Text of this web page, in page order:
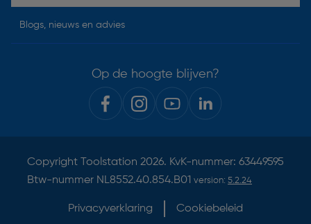
Blogs, nieuws en advies
Op de hoogte blijven?
Copyright Toolstation 2026. KvK-nummer: 63449595
Btw-nummer NL8552.40.854.B01 version: 5.2.24
Privacyverklaring Cookiebeleid